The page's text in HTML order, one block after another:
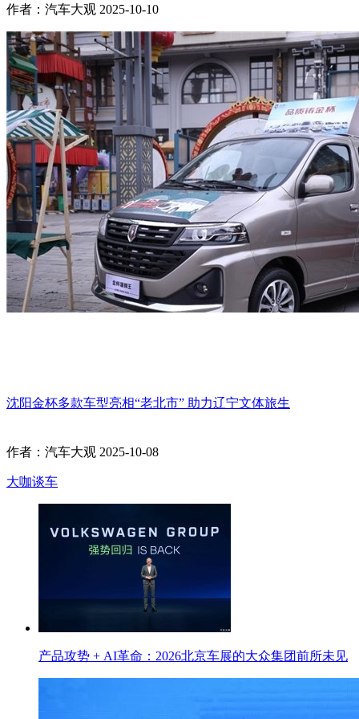
作者：汽车大观 2025-10-10
沈阳金杯多款车型亮相“老北市” 助力辽宁文体旅生
作者：汽车大观 2025-10-08
大咖谈车
产品攻势 + AI革命：2026北京车展的大众集团前所未见